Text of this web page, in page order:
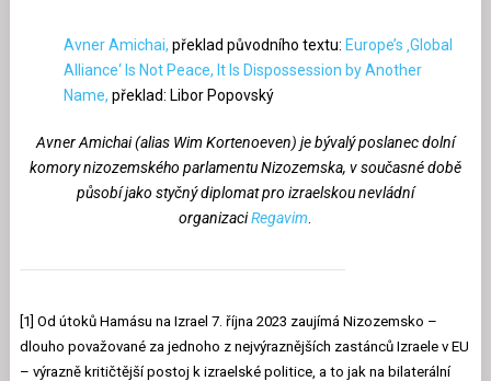
Avner Amichai, překlad původního textu: Europe’s ‚Global
Alliance‘ Is Not Peace, It Is Dispossession by Another
Name, překlad: Libor Popovský
Avner Amichai (alias Wim Kortenoeven) je bývalý poslanec dolní
komory nizozemského parlamentu Nizozemska, v současné době
působí jako styčný diplomat pro izraelskou nevládní
organizaciRegavim
[1] Od útoků Hamásu na Izrael 7. října 2023 zaujímá Nizozemsko –
dlouho považované za jednoho z nejvýraznějších zastánců Izraele v EU
– výrazně kritičtější postoj k izraelské politice, a to jak na bilaterální